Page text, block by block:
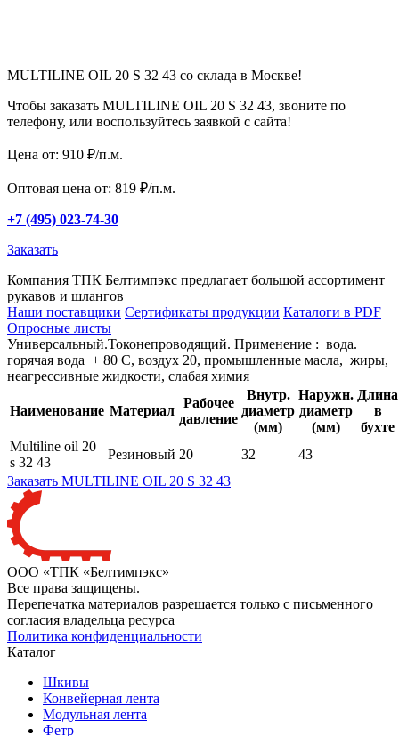
MULTILINE OIL 20 S 32 43 со склада в Москве!
Чтобы заказать MULTILINE OIL 20 S 32 43, звоните по
телефону, или воспользуйтесь заявкой с сайта!
Цена от: 910 ₽/п.м.
Оптовая цена от: 819 ₽/п.м.
+7 (495) 023-74-30
Заказать
Компания ТПК Белтимпэкс предлагает большой ассортимент
рукавов и шлангов
Наши поставщики Сертификаты продукции Каталоги в PDF
Опросные листы
Универсальный.Токонепроводящий. Применение : вода.
горячая вода + 80 С, воздух 20, промышленные масла, жиры,
неагрессивные жидкости, слабая химия
Наименование Материал
Рабочее
давление
Внутр.
диаметр
(мм)
Hаружн.
диаметр
(мм)
Длина
в
бухте
Multiline oil 20
s 32 43
Резиновый 20 32
43
Заказать MULTILINE OIL 20 S 32 43
ООО «ТПК «Белтимпэкс»
Все права защищены.
Перепечатка материалов разрешается только с письменного
согласия владельца ресурса
Политика конфиденциальности
Каталог
Шкивы
Конвейерная лента
Модульная лента
Фетр